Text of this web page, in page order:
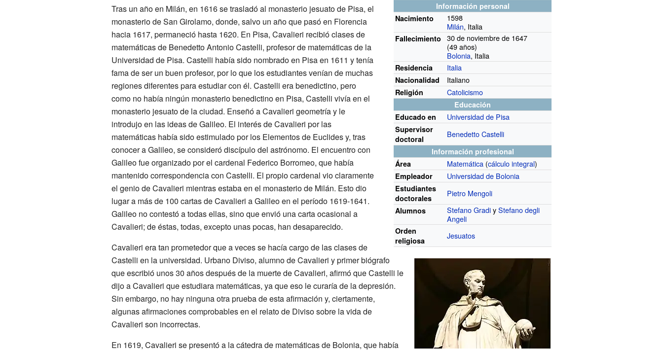
Información personal
Nacimiento
1598
Milán, Italia
Fallecimiento
30 de noviembre de 1647
(49 años)
Bolonia, Italia
Residencia Italia
Nacionalidad Italiano
Religión Catolicismo
Educación
Educado en
Universidad de Pisa
Supervisor
doctoral
Benedetto Castelli
Información profesional
Área
Matemática (cálculo integral)
Empleador Universidad de Bolonia
Estudiantes
doctorales
Pietro Mengoli
Alumnos Stefano GradiyStefano degli
Angeli
Orden
religiosa
Jesuatos
Tras un año en Milán, en 1616 se trasladó al monasterio jesuato de Pisa, el
monasterio de San Girolamo, donde, salvo un año que pasó en Florencia
hacia 1617, permaneció hasta 1620. En Pisa, Cavalieri recibió clases de
matemáticas de Benedetto Antonio Castelli, profesor de matemáticas de la
Universidad de Pisa. Castelli había sido nombrado en Pisa en 1611 y tenía
fama de ser un buen profesor, por lo que los estudiantes venían de muchas
regiones diferentes para estudiar con él. Castelli era benedictino, pero
como no había ningún monasterio benedictino en Pisa, Castelli vivía en el
monasterio jesuato de la ciudad. Enseñó a Cavalieri geometría y le
introdujo en las ideas de Galileo. El interés de Cavalieri por las
matemáticas había sido estimulado por los Elementos de Euclides y, tras
conocer a Galileo, se consideró discípulo del astrónomo. El encuentro con
Galileo fue organizado por el cardenal Federico Borromeo, que había
mantenido correspondencia con Castelli. El propio cardenal vio claramente
el genio de Cavalieri mientras estaba en el monasterio de Milán. Esto dio
lugar a más de 100 cartas de Cavalieri a Galileo en el período 1619-1641.
Galileo no contestó a todas ellas, sino que envió una carta ocasional a
Cavalieri; de éstas, todas, excepto unas pocas, han desaparecido.
Cavalieri era tan prometedor que a veces se hacía cargo de las clases de
Castelli en la universidad. Urbano Diviso, alumno de Cavalieri y primer biógrafo
que escribió unos 30 años después de la muerte de Cavalieri, afirmó que Castelli le
dijo a Cavalieri que estudiara matemáticas, ya que eso le curaría de la depresión.
Sin embargo, no hay ninguna otra prueba de esta afirmación y, ciertamente,
algunas afirmaciones comprobables en el relato de Diviso sobre la vida de
Cavalieri son incorrectas.
En 1619, Cavalieri se presentó a la cátedra de matemáticas de Bolonia, que había